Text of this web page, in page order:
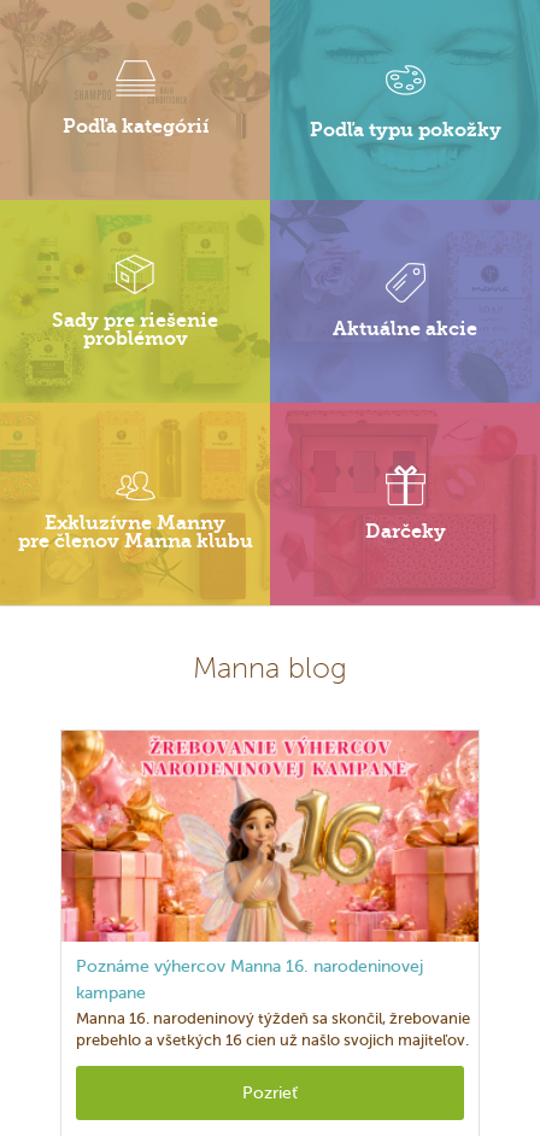
Podľa kategórií Podľa typu pokožky
Sady pre riešenie
problémov
Aktuálne akcie
Exkluzívne Manny
pre členov Manna klubu
Darčeky
Manna blog
Poznáme výhercov Manna 16. narodeninovej
kampane
Manna 16. narodeninový týždeň sa skončil, žrebovanie
prebehlo a všetkých 16 cien už našlo svojich majiteľov.
Pozrieť